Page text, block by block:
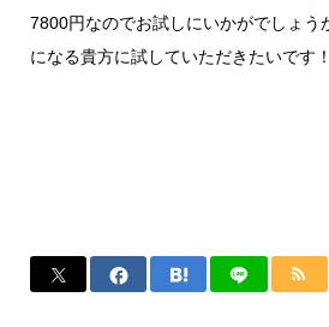
7800円なのでお試しにいかがでしょう
になる貴方に試していただきたいです